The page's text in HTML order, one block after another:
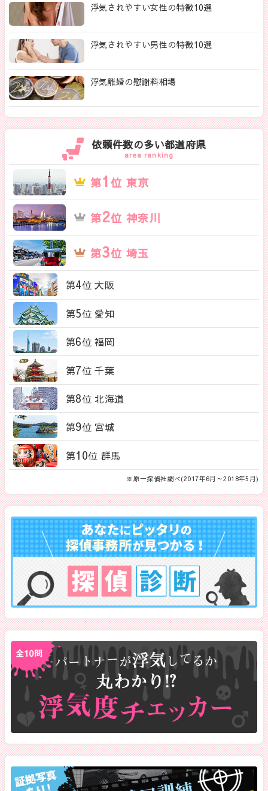
浮気されやすい女性の特徴10選
浮気されやすい男性の特徴10選
浮気離婚の慰謝料相場
依頼件数の多い都道府県
area ranking
第1 位 東京
第2位 神奈川
第3位 埼玉
第4位 大阪
第5位 愛知
第6位 福岡
第7位 千葉
第8位 北海道
第9位 宮城
第10位 群馬
※原一探偵社調べ(2017年6月～2018年5月)